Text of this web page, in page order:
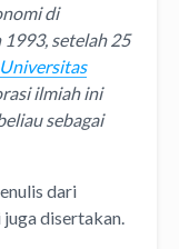
di
1993, setelah 25
ilmiah ini
sebagai
dari
juga disertakan.